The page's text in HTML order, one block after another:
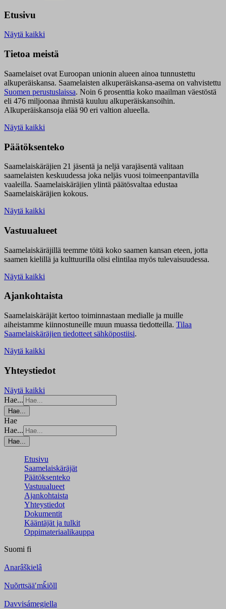
Etusivu
Näytä kaikki
Tietoa meistä
Saamelaiset ovat Euroopan unionin alueen ainoa tunnustettu
alkuperäiskansa. Saamelaisten alkuperäiskansa-asema on vahvistettu
Suomen perustuslaissa. Noin 6 prosenttia koko maailman väestöstä
eli 476 miljoonaa ihmistä kuuluu alkuperäiskansoihin.
Alkuperäiskansoja elää 90 eri valtion alueella.
Näytä kaikki
Päätöksenteko
Saamelaiskäräjien 21 jäsentä ja neljä varajäsentä valitaan
saamelaisten keskuudessa joka neljäs vuosi toimeenpantavilla
vaaleilla. Saamelaiskäräjien ylintä päätösvaltaa edustaa
Saamelaiskäräjien kokous.
Näytä kaikki
Vastuualueet
Saamelaiskäräjillä teemme töitä koko saamen kansan eteen, jotta
saamen kielillä ja kulttuurilla olisi elintilaa myös tulevaisuudessa.
Näytä kaikki
Ajankohtaista
Saamelaiskäräjät kertoo toiminnastaan medialle ja muille
aiheistamme kiinnostuneille muun muassa tiedotteilla. Tilaa
Saamelaiskäräjien tiedotteet sähköpostiisi.
Näytä kaikki
Yhteystiedot
Näytä kaikki
Hae...
Hae...
Hae
Hae...
Hae...
Etusivu
Saamelaiskäräjät
Päätöksenteko
Vastuualueet
Ajankohtaista
Yhteystiedot
Dokumentit
Kääntäjät ja tulkit
Oppimateriaalikauppa
Suomi fi
Anarâškielâ
Nuõrttsääʹmǩiõll
Davvisámegiella